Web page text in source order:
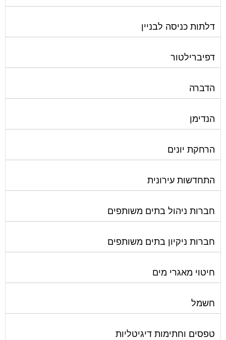
דלתות כניסה לבניין
דפיברילטור
הדברה
הנדימן
הרחקת יונים
התחדשות עירונית
חברות ניהול בתים משותפים
חברות ניקיון בתים משותפים
חיטוי מאגרי מים
חשמל
טפסים וחתימות דיגיטליות